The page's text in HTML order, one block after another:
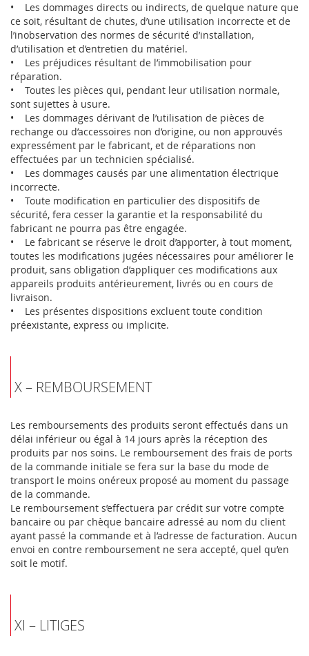
• Les dommages directs ou indirects, de quelque nature que
ce soit, résultant de chutes, d’une utilisation incorrecte et de
l’inobservation des normes de sécurité d’installation,
d’utilisation et d’entretien du matériel.
• Les préjudices résultant de l’immobilisation pour
réparation.
• Toutes les pièces qui, pendant leur utilisation normale,
sont sujettes à usure.
• Les dommages dérivant de l’utilisation de pièces de
rechange ou d’accessoires non d’origine, ou non approuvés
expressément par le fabricant, et de réparations non
effectuées par un technicien spécialisé.
• Les dommages causés par une alimentation électrique
incorrecte.
• Toute modification en particulier des dispositifs de
sécurité, fera cesser la garantie et la responsabilité du
fabricant ne pourra pas être engagée.
• Le fabricant se réserve le droit d’apporter, à tout moment,
toutes les modifications jugées nécessaires pour améliorer le
produit, sans obligation d’appliquer ces modifications aux
appareils produits antérieurement, livrés ou en cours de
livraison.
• Les présentes dispositions excluent toute condition
préexistante, express ou implicite.
X – REMBOURSEMENT
Les remboursements des produits seront effectués dans un
délai inférieur ou égal à 14 jours après la réception des
produits par nos soins. Le remboursement des frais de ports
de la commande initiale se fera sur la base du mode de
transport le moins onéreux proposé au moment du passage
de la commande.
Le remboursement s’effectuera par crédit sur votre compte
bancaire ou par chèque bancaire adressé au nom du client
ayant passé la commande et à l’adresse de facturation. Aucun
envoi en contre remboursement ne sera accepté, quel qu’en
soit le motif.
XI – LITIGES